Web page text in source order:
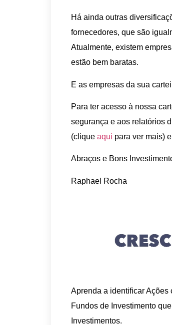
Há ainda outras
fornecedores, que são
Atualmente, existem
estão bem baratas.
E as empresas da sua
Para ter acesso à nossa
segurança e aos relatórios
(clique aqui para ver mais)
Abraços e Bons
Raphael Rocha
Aprenda a identificar
Fundos de Investimento
Investimentos.